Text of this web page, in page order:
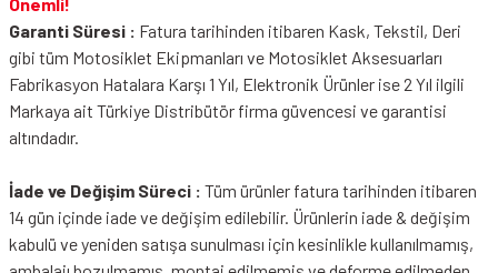
Garanti Süresi : Fatura tarihinden itibaren Kask, Tekstil, Deri
gibi tüm Motosiklet Ekipmanları ve Motosiklet Aksesuarları
Fabrikasyon Hatalara Karşı 1 Yıl, Elektronik Ürünler ise 2 Yıl ilgili
Markaya ait Türkiye Distribütör firma güvencesi ve garantisi
altındadır.
İade ve Değişim Süreci : Tüm ürünler fatura tarihinden itibaren
14 gün içinde iade ve değişim edilebilir. Ürünlerin iade & değişim
kabulü ve yeniden satışa sunulması için kesinlikle kullanılmamış,